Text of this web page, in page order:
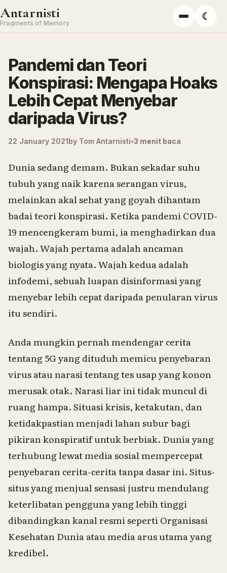
Skip to content
Antarnisti
Fragments of Memory Menu
☾
Pandemi dan Teori
Konspirasi: Mengapa Hoaks
Lebih Cepat Menyebar
daripada Virus?
22 January 2021by Tom Antarnisti 3 menit baca
Dunia sedang demam. Bukan sekadar suhu
tubuh yang naik karena serangan virus,
melainkan akal sehat yang goyah dihantam
badai teori konspirasi. Ketika pandemi COVID-
19 mencengkeram bumi, ia menghadirkan dua
wajah. Wajah pertama adalah ancaman
biologis yang nyata. Wajah kedua adalah
infodemi, sebuah luapan disinformasi yang
menyebar lebih cepat daripada penularan virus
itu sendiri.
Anda mungkin pernah mendengar cerita
tentang 5G yang dituduh memicu penyebaran
virus atau narasi tentang tes usap yang konon
merusak otak. Narasi liar ini tidak muncul di
ruang hampa. Situasi krisis, ketakutan, dan
ketidakpastian menjadi lahan subur bagi
pikiran konspiratif untuk berbiak. Dunia yang
terhubung lewat media sosial mempercepat
penyebaran cerita-cerita tanpa dasar ini. Situs-
situs yang menjual sensasi justru mendulang
keterlibatan pengguna yang lebih tinggi
dibandingkan kanal resmi seperti Organisasi
Kesehatan Dunia atau media arus utama yang
kredibel.